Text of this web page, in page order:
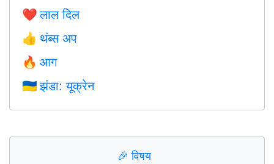
❤️ लाल दिल
👍 थंब्स अप
🔥 आग
🇺🇦 झंडा: यूक्रेन
🎉विषय